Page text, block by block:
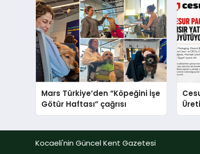
Mars Türkiye’den “Köpeğini İşe
Götür Haftası” çağrısı
Kocaeli'nin Güncel Kent Gazetesi